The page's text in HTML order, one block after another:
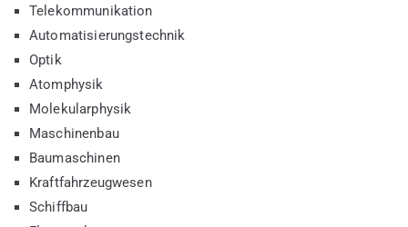
Telekommunikation
Automatisierungstechnik
Optik
Atomphysik
Molekularphysik
Maschinenbau
Baumaschinen
Kraftfahrzeugwesen
Schiffbau